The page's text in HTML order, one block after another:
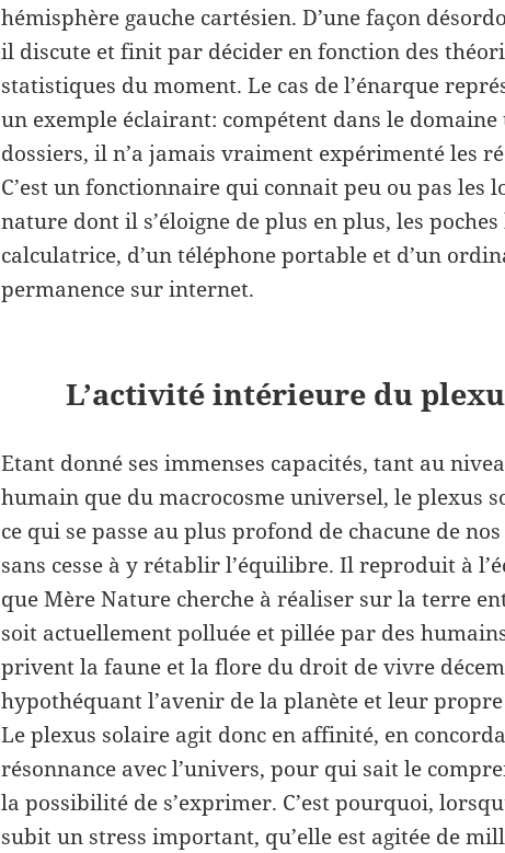
hémisphère gauche cartésien. D’une façon
il discute et finit par décider en fonction des
statistiques du moment. Le cas de l’énarque
un exemple éclairant: compétent dans le domaine
dossiers, il n’a jamais vraiment expérimenté les
C’est un fonctionnaire qui connait peu ou pas les
nature dont il s’éloigne de plus en plus, les poches
calculatrice, d’un téléphone portable et d’un
permanence sur internet.
L’activité intérieure du
Etant donné ses immenses capacités, tant au
humain que du macrocosme universel, le plexus
ce qui se passe au plus profond de chacune de
sans cesse à y rétablir l’équilibre. Il reproduit à
que Mère Nature cherche à réaliser sur la terre
soit actuellement polluée et pillée par des
privent la faune et la flore du droit de vivre
hypothéquant l’avenir de la planète et leur
Le plexus solaire agit donc en affinité, en
résonnance avec l’univers, pour qui sait le
la possibilité de s’exprimer. C’est pourquoi,
subit un stress important, qu’elle est agitée de